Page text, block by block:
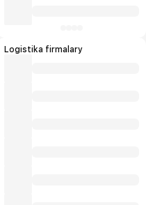
Logistika firmalary